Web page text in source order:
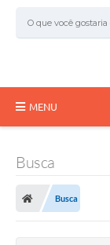
MENU
Secretarias
Legislação
Busca
Busca